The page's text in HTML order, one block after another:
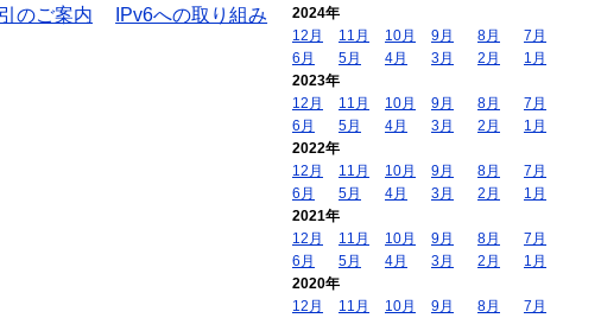
のご案内
IPv6への取り組み
2024年
12月
11月 10月 9月 8月
7月
6月
5月 4月 3月 2月
1月
2023年
12月
11月 10月 9月 8月
7月
6月
5月 4月 3月 2月
1月
2022年
12月
11月 10月 9月 8月
7月
6月
5月 4月 3月 2月
1月
2021年
12月
11月 10月 9月 8月
7月
6月
5月 4月 3月 2月
1月
2020年
12月
11月 10月 9月 8月
7月